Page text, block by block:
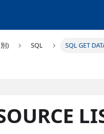
) SQL SQL GET